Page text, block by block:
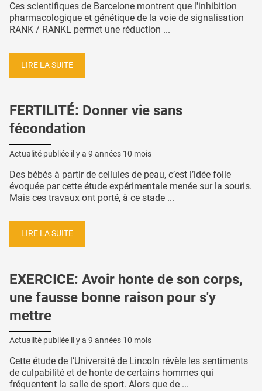
Ces scientifiques de Barcelone montrent que l'inhibition
pharmacologique et génétique de la voie de signalisation
RANK / RANKL permet une réduction ...
LIRE LA SUITE
FERTILITÉ: Donner vie sans
fécondation
Actualité publiée il y a 9 années 10 mois
Des bébés à partir de cellules de peau, c’est l’idée folle
évoquée par cette étude expérimentale menée sur la souris.
Mais ces travaux ont porté, à ce stade ...
LIRE LA SUITE
EXERCICE: Avoir honte de son corps,
une fausse bonne raison pour s'y
mettre
Actualité publiée il y a 9 années 10 mois
Cette étude de l’Université de Lincoln révèle les sentiments
de culpabilité et de honte de certains hommes qui
fréquentent la salle de sport. Alors que de ...